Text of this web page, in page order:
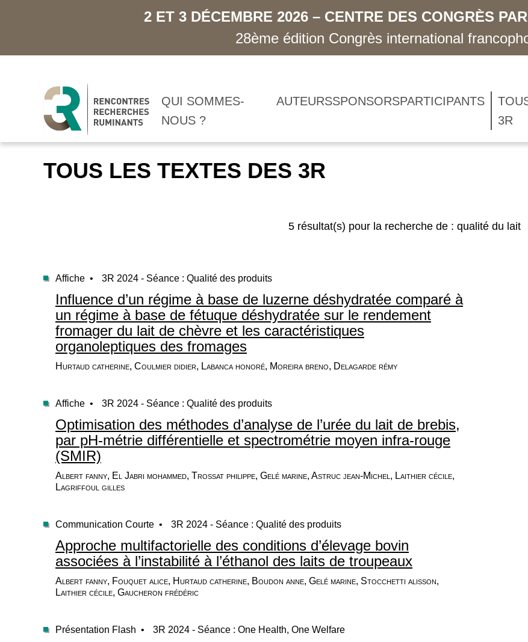
2 ET 3 DÉCEMBRE 2026 – CENTRE DES CONGRÈS
28ème édition Congrès international
QUI SOMMES-
NOUS ?
AUTEURSSPONSORSPARTICIPANTS
3R
TOUS LES TEXTES DES 3R
5 résultat(s) pour la recherche de : qualité du lait
Affiche • 3R 2024 - Séance : Qualité des produits
Influence d’un régime à base de luzerne déshydratée comparé à
un régime à base de fétuque déshydratée sur le rendement
fromager du lait de chèvre et les caractéristiques
organoleptiques des fromages
Hurtaud catherine, Coulmier didier, Labanca honoré, Moreira breno, Delagarde rémy
Affiche • 3R 2024 - Séance : Qualité des produits
Optimisation des méthodes d’analyse de l’urée du lait de brebis,
par pH-métrie différentielle et spectrométrie moyen infra-rouge
(SMIR)
Albert fanny, El Jabri mohammed, Trossat philippe, Gelé marine, Astruc jean-Michel, Laithier cécile,
Lagriffoul gilles
Communication Courte • 3R 2024 - Séance : Qualité des produits
Approche multifactorielle des conditions d’élevage bovin
associées à l’instabilité à l’éthanol des laits de troupeaux
Albert fanny, Fouquet alice, Hurtaud catherine, Boudon anne, Gelé marine, Stocchetti alisson,
Laithier cécile, Gaucheron frédéric
Présentation Flash • 3R 2024 - Séance : One Health, One Welfare